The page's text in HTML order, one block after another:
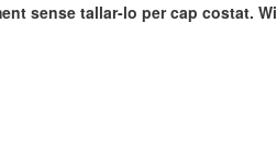
sense tallar-lo per cap costat.